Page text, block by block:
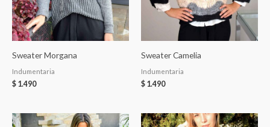
Sweater Morgana
Indumentaria
$ 1.490
Sweater Camelia
Indumentaria
$ 1.490